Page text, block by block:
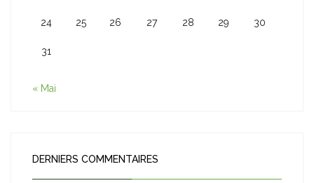
24 25 26 27 28 29 30
31
« Mai
DERNIERS COMMENTAIRES